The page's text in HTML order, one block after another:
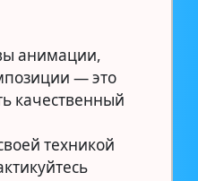
анимации,
— это
качественный
техникой